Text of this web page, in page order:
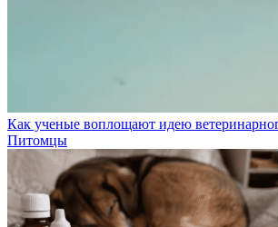
Как ученые воплощают идею
Питомцы